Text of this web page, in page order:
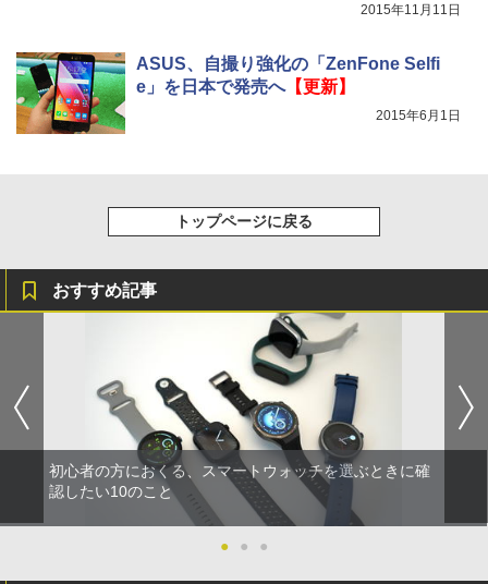
2015年11月11日
ASUS、自撮り強化の「ZenFone Selfi
e」を日本で発売へ【更新】
2015年6月1日
トップページに戻る
おすすめ記事
初心者の方におくる、スマートウォッチを選ぶときに確
認したい10のこと
● ● ●